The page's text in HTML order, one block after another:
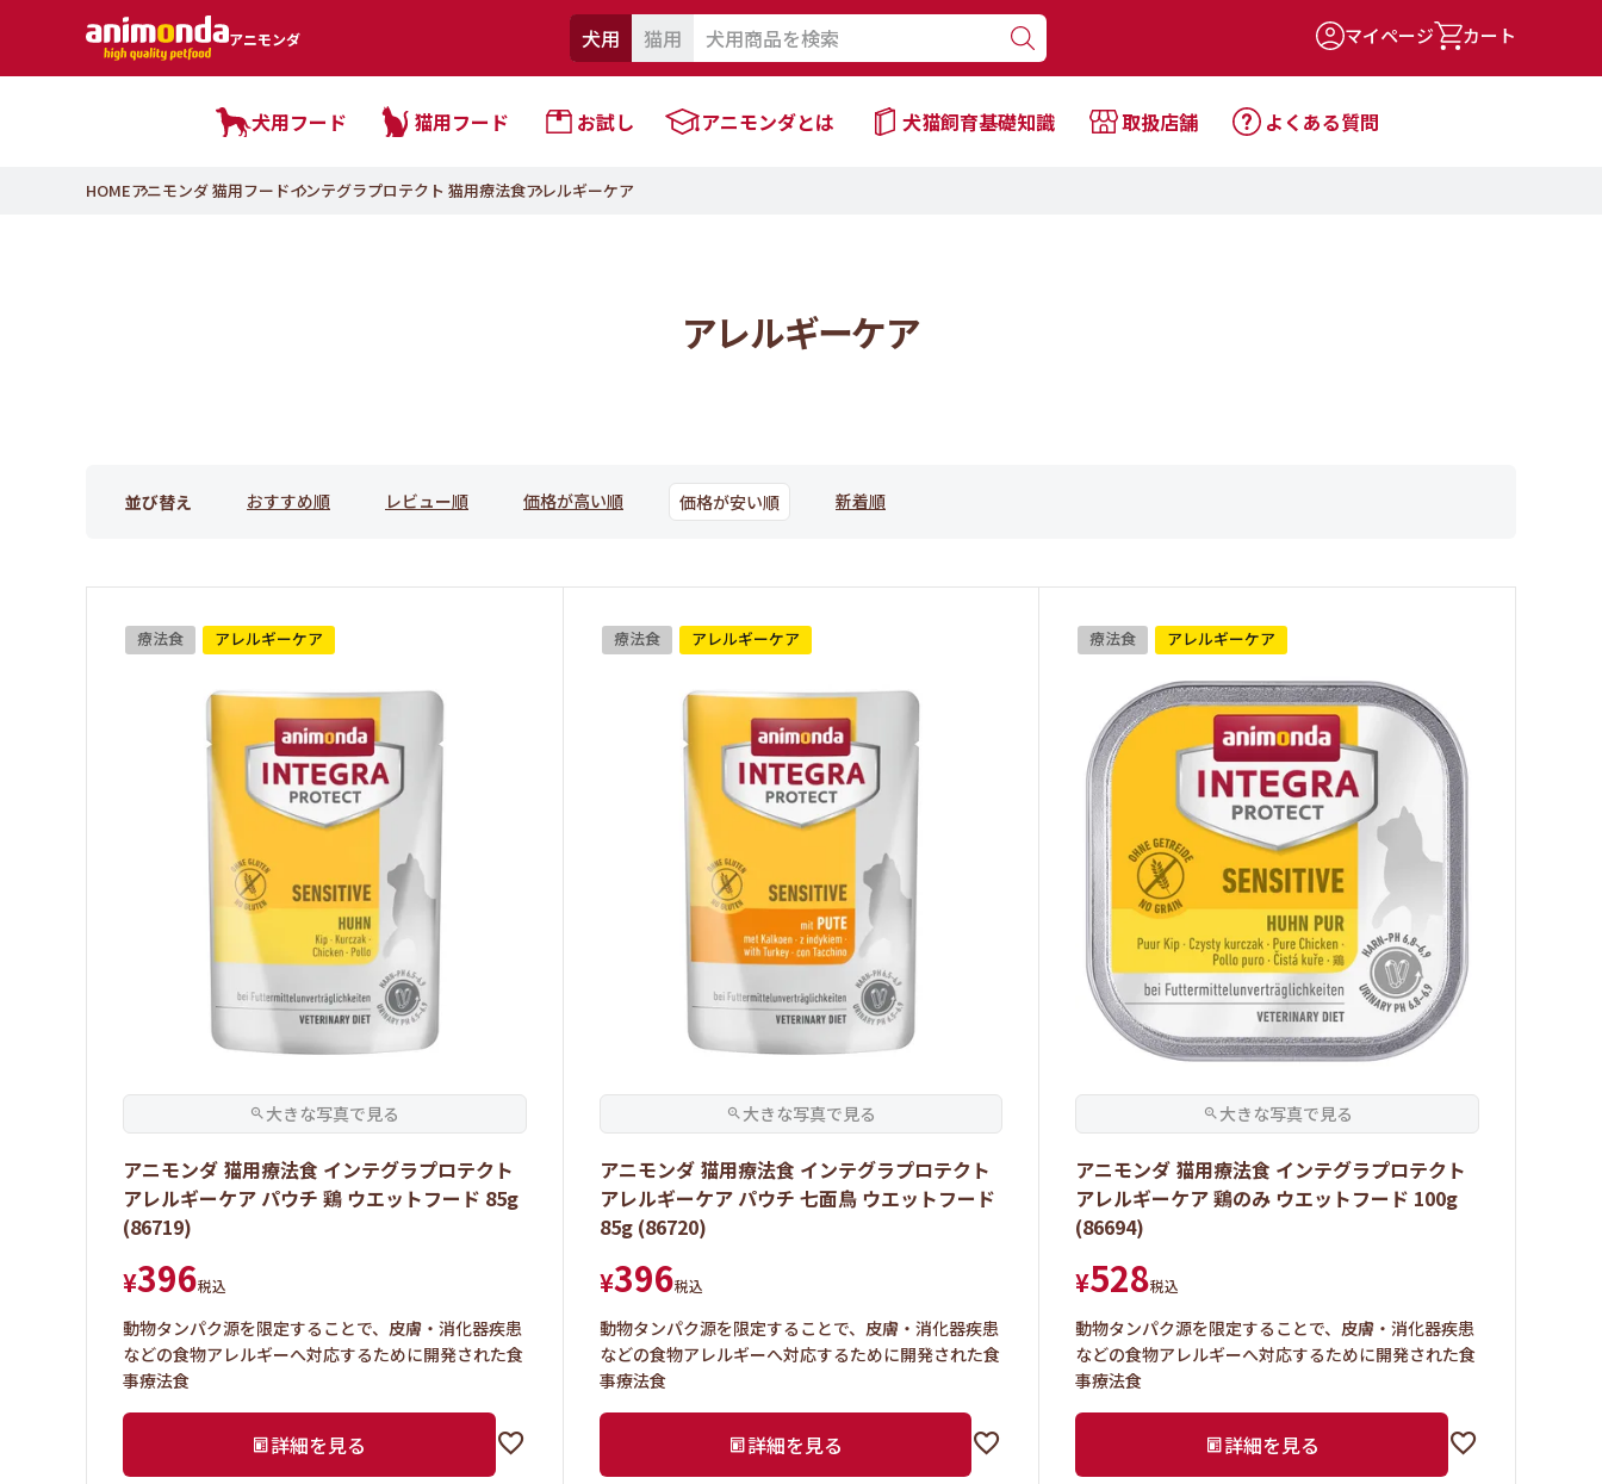
アニモンダ 犬用 猫用 マイページ カート
犬用フード 猫用フード お試し アニモンダとは 犬猫飼育基礎知識 取扱店舗 よくある質問
HOMEアニモンダ 猫用フードインテグラプロテクト 猫用療法食アレルギーケア
アレルギーケア
並び替え おすすめ順 レビュー順 価格が高い順 価格が安い順 新着順
療法食 アレルギーケア
アニモンダ 猫用療法食 インテグラプロテクト
アレルギーケア パウチ 鶏 ウエットフード 85g
(86719)
¥396税込
動物タンパク源を限定することで、皮膚・消化器疾患
などの食物アレルギーへ対応するために開発された食
事療法食
詳細を見る
療法食 アレルギーケア
アニモンダ 猫用療法食 インテグラプロテクト
アレルギーケア パウチ 七面鳥 ウエットフード
85g (86720)
¥396税込
動物タンパク源を限定することで、皮膚・消化器疾患
などの食物アレルギーへ対応するために開発された食
事療法食
詳細を見る
療法食 アレルギーケア
アニモンダ 猫用療法食 インテグラプロテクト
アレルギーケア 鶏のみ ウエットフード 100g
(86694)
¥528税込
動物タンパク源を限定することで、皮膚・消化器疾患
などの食物アレルギーへ対応するために開発された食
事療法食
詳細を見る